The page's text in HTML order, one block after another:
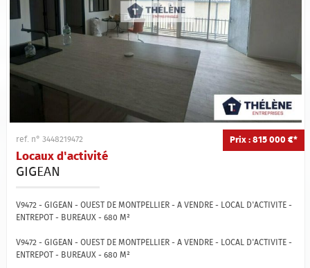
Prix : 815 000 €*
ref. n° 3448219472
Locaux d'activité
GIGEAN
V9472 - GIGEAN - OUEST DE MONTPELLIER - A VENDRE - LOCAL D'ACTIVITE -
ENTREPOT - BUREAUX - 680 M²
V9472 - GIGEAN - OUEST DE MONTPELLIER - A VENDRE - LOCAL D'ACTIVITE -
ENTREPOT - BUREAUX - 680 M²